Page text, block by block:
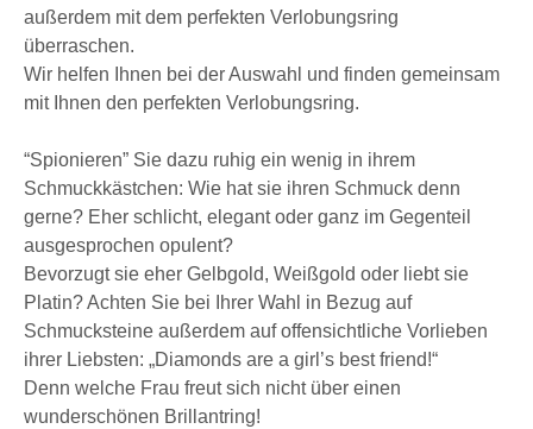
außerdem mit dem perfekten Verlobungsring
überraschen.
Wir helfen Ihnen bei der Auswahl und finden gemeinsam
mit Ihnen den perfekten Verlobungsring.
“Spionieren” Sie dazu ruhig ein wenig in ihrem
Schmuckkästchen: Wie hat sie ihren Schmuck denn
gerne? Eher schlicht, elegant oder ganz im Gegenteil
ausgesprochen opulent?
Bevorzugt sie eher Gelbgold, Weißgold oder liebt sie
Platin? Achten Sie bei Ihrer Wahl in Bezug auf
Schmucksteine außerdem auf offensichtliche Vorlieben
ihrer Liebsten: „Diamonds are a girl’s best friend!“
Denn welche Frau freut sich nicht über einen
wunderschönen Brillantring!